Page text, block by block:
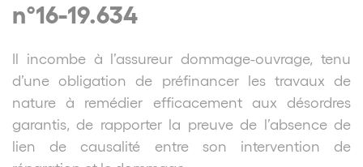
n°16-19.634
Il incombe à l’assureur dommage-ouvrage, tenu
d’une obligation de préfinancer les travaux de
nature à remédier efficacement aux désordres
garantis, de rapporter la preuve de l’absence de
lien de causalité entre son intervention de